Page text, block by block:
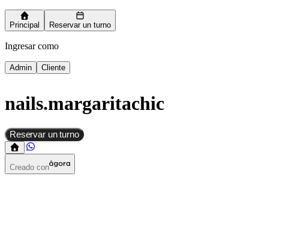
Principal Reservar un turno
Ingresar como
Admin Cliente
nails.margaritachic
Reservar un turno
Creado con